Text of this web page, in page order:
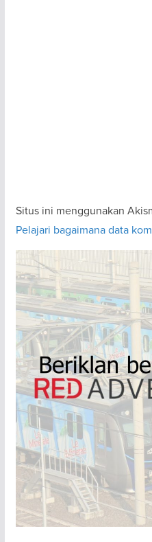
Situs ini menggunakan
Pelajari bagaimana data